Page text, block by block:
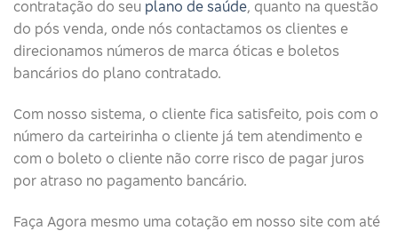
contratação do seu plano de saúde, quanto na questão
do pós venda, onde nós contactamos os clientes e
direcionamos números de marca óticas e boletos
bancários do plano contratado.
Com nosso sistema, o cliente fica satisfeito, pois com o
número da carteirinha o cliente já tem atendimento e
com o boleto o cliente não corre risco de pagar juros
por atraso no pagamento bancário.
Faça Agora mesmo uma cotação em nosso site com até